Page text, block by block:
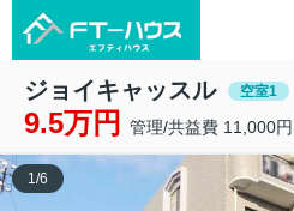
ジョイキャッスル 空室1
9.5万円 管理/共益費 11,000円
1/6